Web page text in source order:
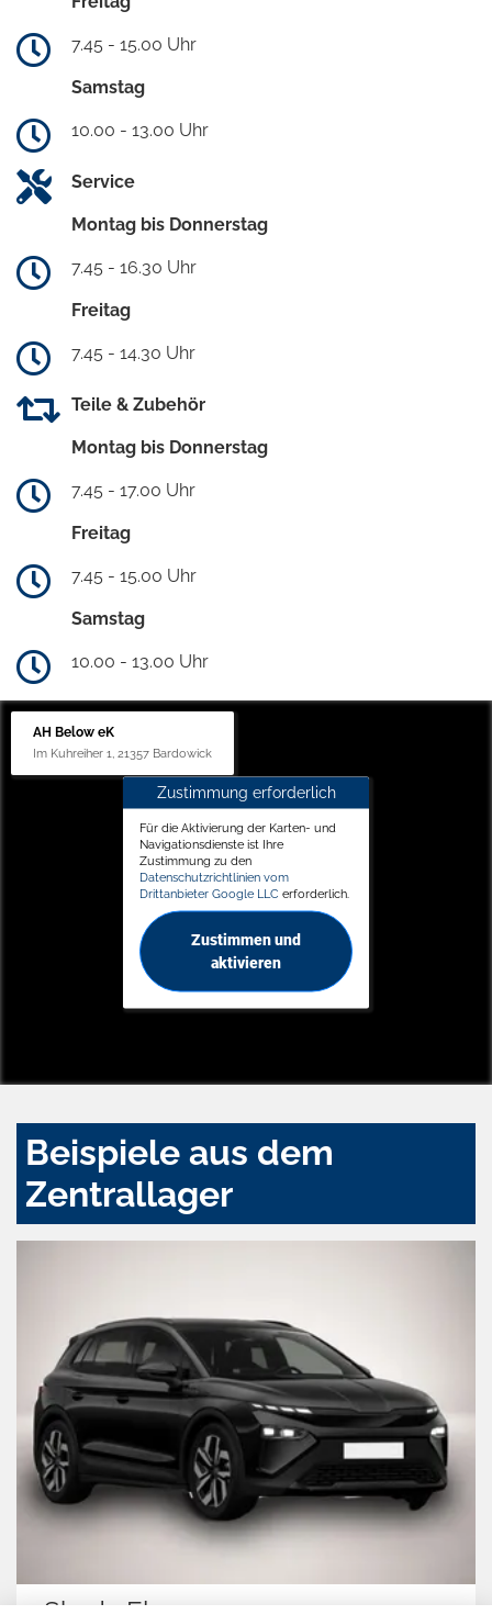
7.45 - 15.00 Uhr
Samstag
10.00 - 13.00 Uhr
Service
Montag bis Donnerstag
7.45 - 16.30 Uhr
Freitag
7.45 - 14.30 Uhr
Teile & Zubehör
Montag bis Donnerstag
7.45 - 17.00 Uhr
Freitag
7.45 - 15.00 Uhr
Samstag
10.00 - 13.00 Uhr
AH Below eK
Im Kuhreiher 1, 21357 Bardowick
Zustimmung erforderlich
Für die Aktivierung der Karten- und
Navigationsdienste ist Ihre
Zustimmung zu den
Datenschutzrichtlinien vom
Drittanbieter Google LLC erforderlich.
Zustimmen und
aktivieren
Beispiele aus dem
Zentrallager